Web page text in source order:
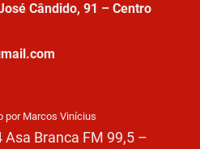
Cândido, 91 – Centro
por Marcos Vinícius
Branca FM 99,5 –